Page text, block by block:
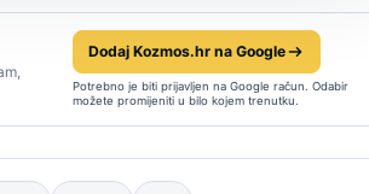
Dodaj Kozmos.hr na Google
Potrebno je biti prijavljen na Google račun. Odabir
možete promijeniti u bilo kojem trenutku.